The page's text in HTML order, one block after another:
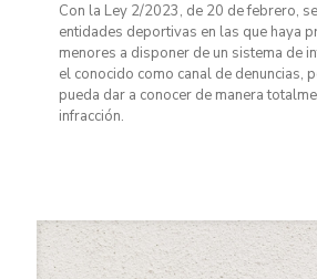
Con la Ley 2/2023, de 20 de febrero,
entidades deportivas en las que haya
menores a disponer de un sistema de
el conocido como canal de denuncias,
pueda dar a conocer de manera
infracción.